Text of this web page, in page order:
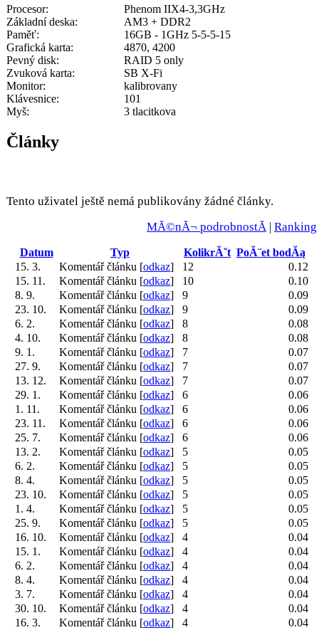
Procesor:
Phenom IIX4-3,3GHz
Základní deska:
AM3 + DDR2
Paměť:
16GB - 1GHz 5-5-5-15
Grafická karta:
4870, 4200
Pevný disk:
RAID 5 only
Zvuková karta:
SB X-Fi
Monitor:
kalibrovany
Klávesnice:
101
Myš:
3 tlacitkova
Články
Tento uživatel ještě nemá publikovány žádné články.
MĂ©nĂ¬ podrobnostĂ­ | Ranking
Datum Typ KolikrĂˇt PoĂ¨et bodĂą
15. 3.
Komentář článku [odkaz] 12
0.12
15. 11.
Komentář článku [odkaz] 10
0.10
8. 9.
Komentář článku [odkaz] 9
0.09
23. 10.
Komentář článku [odkaz] 9
0.09
6. 2.
Komentář článku [odkaz] 8
0.08
4. 10.
Komentář článku [odkaz] 8
0.08
9. 1.
Komentář článku [odkaz] 7
0.07
27. 9.
Komentář článku [odkaz] 7
0.07
13. 12.
Komentář článku [odkaz] 7
0.07
29. 1.
Komentář článku [odkaz] 6
0.06
1. 11.
Komentář článku [odkaz] 6
0.06
23. 11.
Komentář článku [odkaz] 6
0.06
25. 7.
Komentář článku [odkaz] 6
0.06
13. 2.
Komentář článku [odkaz] 5
0.05
6. 2.
Komentář článku [odkaz] 5
0.05
8. 4.
Komentář článku [odkaz] 5
0.05
23. 10.
Komentář článku [odkaz] 5
0.05
1. 4.
Komentář článku [odkaz] 5
0.05
25. 9.
Komentář článku [odkaz] 5
0.05
16. 10.
Komentář článku [odkaz] 4
0.04
15. 1.
Komentář článku [odkaz] 4
0.04
6. 2.
Komentář článku [odkaz] 4
0.04
8. 4.
Komentář článku [odkaz] 4
0.04
3. 7.
Komentář článku [odkaz] 4
0.04
30. 10.
Komentář článku [odkaz] 4
0.04
16. 3.
Komentář článku [odkaz] 4
0.04